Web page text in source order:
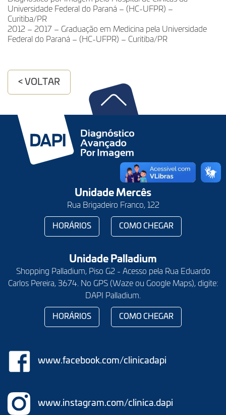
Universidade Federal do Paraná – (HC-UFPR) –
Curitiba/PR
2012 – 2017 – Graduação em Medicina pela Universidade
Federal do Paraná – (HC-UFPR) – Curitiba/PR
< VOLTAR
Unidade Mercês
Rua Brigadeiro Franco, 122
HORÁRIOS COMO CHEGAR
Unidade Palladium
Shopping Palladium, Piso G2 - Acesso pela Rua Eduardo
Carlos Pereira, 3674. No GPS (Waze ou Google Maps), digite:
DAPI Palladium.
HORÁRIOS COMO CHEGAR
www.facebook.com/clinicadapi
www.instagram.com/clinica.dapi